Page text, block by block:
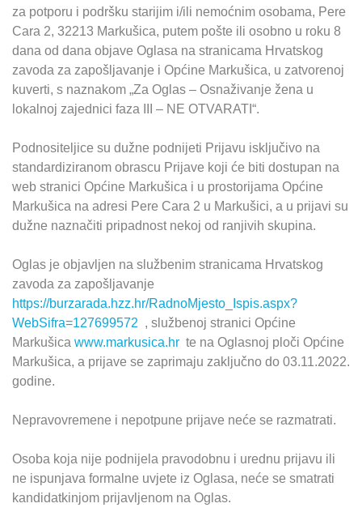
za potporu i podršku starijim i/ili nemoćnim osobama, Pere
Cara 2, 32213 Markušica, putem pošte ili osobno u roku 8
dana od dana objave Oglasa na stranicama Hrvatskog
zavoda za zapošljavanje i Općine Markušica, u zatvorenoj
kuverti, s naznakom „Za Oglas – Osnaživanje žena u
lokalnoj zajednici faza III – NE OTVARATI“.
Podnositeljice su dužne podnijeti Prijavu isključivo na
standardiziranom obrascu Prijave koji će biti dostupan na
web stranici Općine Markušica i u prostorijama Općine
Markušica na adresi Pere Cara 2 u Markušici, a u prijavi su
dužne naznačiti pripadnost nekoj od ranjivih skupina.
Oglas je objavljen na službenim stranicama Hrvatskog
zavoda za zapošljavanje
https://burzarada.hzz.hr/RadnoMjesto_Ispis.aspx?
WebSifra=127699572 , službenoj stranici Općine
Markušica www.markusica.hr te na Oglasnoj ploči Općine
Markušica, a prijave se zaprimaju zaključno do 03.11.2022.
godine.
Nepravovremene i nepotpune prijave neće se razmatrati.
Osoba koja nije podnijela pravodobnu i urednu prijavu ili
ne ispunjava formalne uvjete iz Oglasa, neće se smatrati
kandidatkinjom prijavljenom na Oglas.